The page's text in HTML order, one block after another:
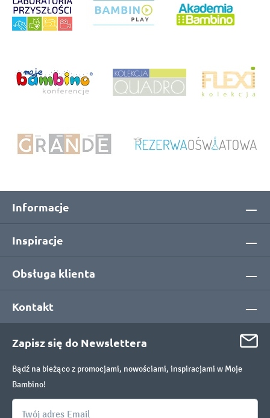
Informacje
Inspiracje
Obsługa klienta
Kontakt
Zapisz się do Newslettera
Bądź na bieżąco z promocjami, nowościami, inspiracjami w Moje
Bambino!